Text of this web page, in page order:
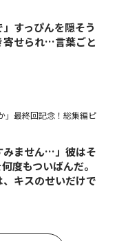
」すっぴんを隠そう
寄せられ…言葉ごと
」最終回記念！総集編ピ
みません…」彼はそ
度もついばんだ。
キスのせいだけで